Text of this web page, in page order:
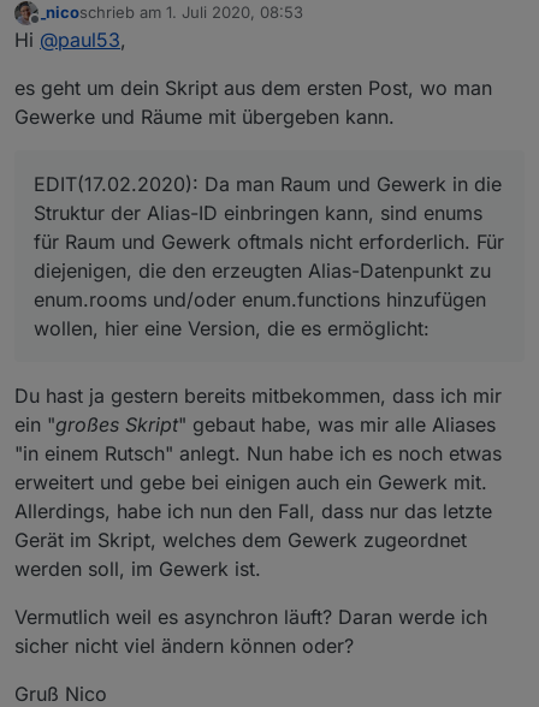
Offline
_nicoschrieb am 1. Juli 2020, 08:53
zuletzt editiert von
Hi @paul53,
es geht um dein Skript aus dem ersten Post, wo man
Gewerke und Räume mit übergeben kann.
EDIT(17.02.2020): Da man Raum und Gewerk in die
Struktur der Alias-ID einbringen kann, sind enums
für Raum und Gewerk oftmals nicht erforderlich. Für
diejenigen, die den erzeugten Alias-Datenpunkt zu
enum.rooms und/oder enum.functions hinzufügen
wollen, hier eine Version, die es ermöglicht:
Du hast ja gestern bereits mitbekommen, dass ich mir
ein "großes Skript" gebaut habe, was mir alle Aliases
"in einem Rutsch" anlegt. Nun habe ich es noch etwas
erweitert und gebe bei einigen auch ein Gewerk mit.
Allerdings, habe ich nun den Fall, dass nur das letzte
Gerät im Skript, welches dem Gewerk zugeordnet
werden soll, im Gewerk ist.
Vermutlich weil es asynchron läuft? Daran werde ich
sicher nicht viel ändern können oder?
Gruß Nico